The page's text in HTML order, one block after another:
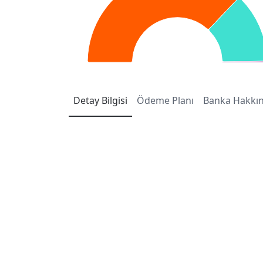
Detay Bilgisi Ödeme Planı Banka